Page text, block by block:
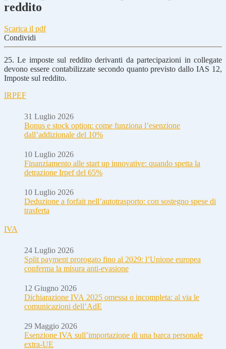
reddito
Scarica il pdf
Condividi
25. Le imposte sul reddito derivanti da partecipazioni in collegate
devono essere contabilizzate secondo quanto previsto dallo IAS 12,
Imposte sul reddito.
IRPEF
31 Luglio 2026
Bonus e stock option: come funziona l’esenzione
dall’addizionale del 10%
10 Luglio 2026
Finanziamento alle start up innovative: quando spetta la
detrazione Irpef del 65%
10 Luglio 2026
Deduzione a forfait nell’autotrasporto: con sostegno spese di
trasferta
IVA
24 Luglio 2026
Split payment prorogato fino al 2029: l’Unione europea
conferma la misura anti-evasione
12 Giugno 2026
Dichiarazione IVA 2025 omessa o incompleta: al via le
comunicazioni dell’AdE
29 Maggio 2026
Esenzione IVA sull’importazione di una barca personale
extra-UE